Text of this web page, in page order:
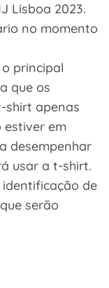
Lisboa 2023.
no momento
principal
que os
shirt apenas
estiver em
desempenhar
usar a t-shirt.
de
serão